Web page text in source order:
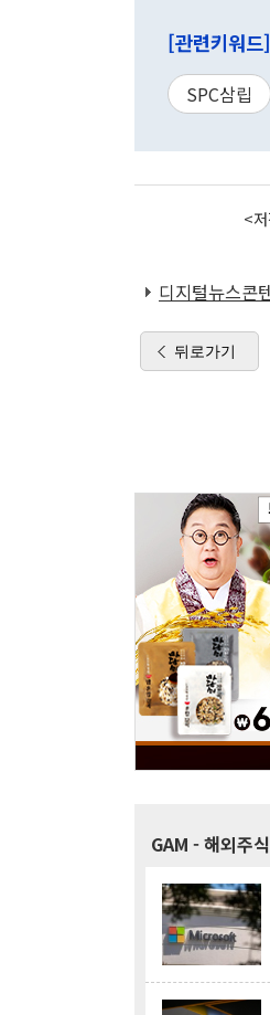
[관련키워드]
SPC삼립
<
디지털뉴스콘
뒤로가기
GAM - 해외주